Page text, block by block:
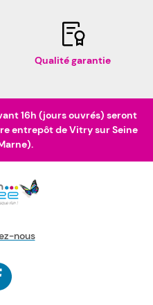
Qualité garantie
16h (jours ouvrés) seront
entrepôt de Vitry sur Seine
nous